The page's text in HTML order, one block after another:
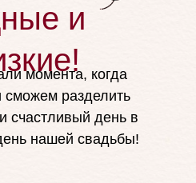
момента, когда
сможем разделить
счастливый день в
нашей свадьбы!
и